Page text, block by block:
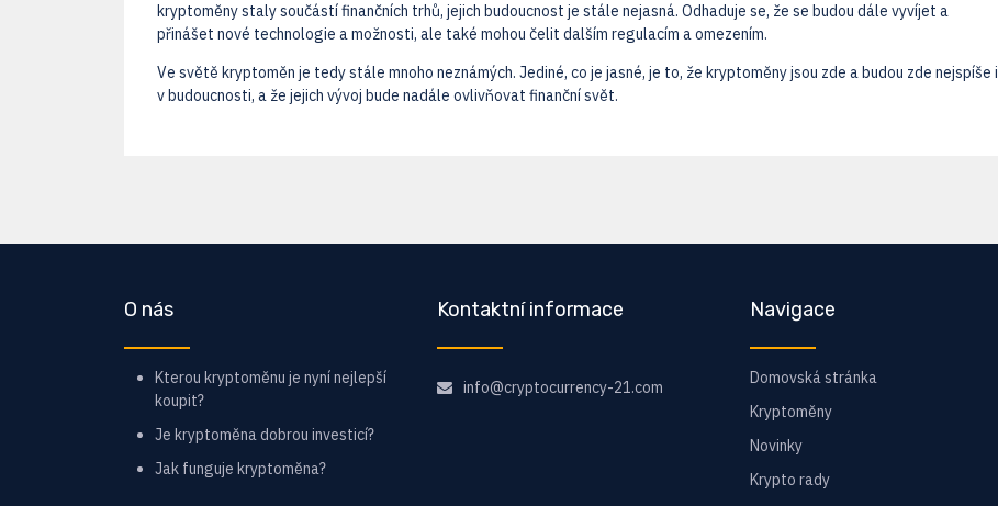
kryptoměny staly součástí finančních trhů, jejich budoucnost je stále nejasná. Odhaduje se, že se budou dále vyvíjet a
přinášet nové technologie a možnosti, ale také mohou čelit dalším regulacím a omezením.
Ve světě kryptoměn je tedy stále mnoho neznámých. Jediné, co je jasné, je to, že kryptoměny jsou zde a budou zde nejspíše i
v budoucnosti, a že jejich vývoj bude nadále ovlivňovat finanční svět.
O nás
Kterou kryptoměnu je nyní nejlepší
koupit?
Je kryptoměna dobrou investicí?
Jak funguje kryptoměna?
Kontaktní informace
info@cryptocurrency-21.com
Navigace
Domovská stránka
Kryptoměny
Novinky
Krypto rady